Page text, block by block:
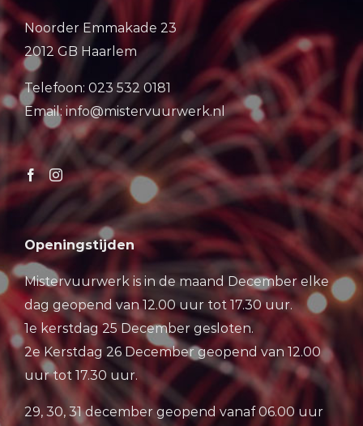
Noorder Emmakade 23
2012 GB Haarlem
Telefoon: 023 532 0181
Email: info@mistervuurwerk.nl
Openingstijden
Mistervuurwerk is in de maand December elke
dag geopend van 12.00 uur tot 17.30 uur.
1e kerstdag 25 December gesloten.
2e Kerstdag 26 December geopend van 12.00
uur tot 17.30 uur.
29, 30, 31 december geopend vanaf 06.00 uur